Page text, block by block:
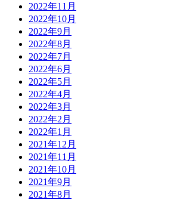
2022年11月
2022年10月
2022年9月
2022年8月
2022年7月
2022年6月
2022年5月
2022年4月
2022年3月
2022年2月
2022年1月
2021年12月
2021年11月
2021年10月
2021年9月
2021年8月